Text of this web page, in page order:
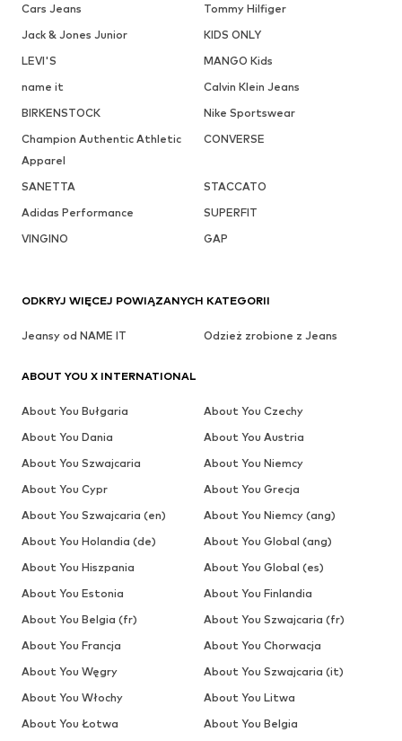
Cars Jeans
Tommy Hilfiger
Jack & Jones Junior
KIDS ONLY
LEVI'S
MANGO Kids
name it
Calvin Klein Jeans
BIRKENSTOCK
Nike Sportswear
Champion Authentic Athletic
Apparel
CONVERSE
SANETTA
STACCATO
Adidas Performance
SUPERFIT
VINGINO
GAP
ODKRYJ WIĘCEJ POWIĄZANYCH KATEGORII
Jeansy od NAME IT Odzież zrobione z Jeans
ABOUT YOU X INTERNATIONAL
About You Bułgaria
About You Czechy
About You Dania
About You Austria
About You Szwajcaria
About You Niemcy
About You Cypr
About You Grecja
About You Szwajcaria (en)
About You Niemcy (ang)
About You Holandia (de)
About You Global (ang)
About You Hiszpania
About You Global (es)
About You Estonia
About You Finlandia
About You Belgia (fr)
About You Szwajcaria (fr)
About You Francja
About You Chorwacja
About You Węgry
About You Szwajcaria (it)
About You Włochy
About You Litwa
About You Łotwa
About You Belgia